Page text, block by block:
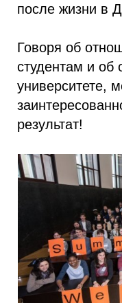
после жизни в
Говоря об
студентам и об
университете,
результат!